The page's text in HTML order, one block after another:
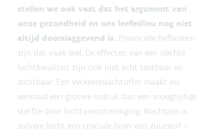
stellen we ook vast dat het argument van
onze gezondheid en ons leefmilieu nog niet
altijd doorslaggevend is. Financiële hefbomen
zijn dat vaak wel. De effecten van een slechte
luchtkwaliteit zijn ook niet echt tastbaar en
zichtbaar. Een verkeersslachtoffer maakt nu
eenmaal een grotere indruk dan een vroegtijdige
sterfte door luchtverontreiniging. Nochtans is
zuivere lucht een cruciale bron van zuurstof –